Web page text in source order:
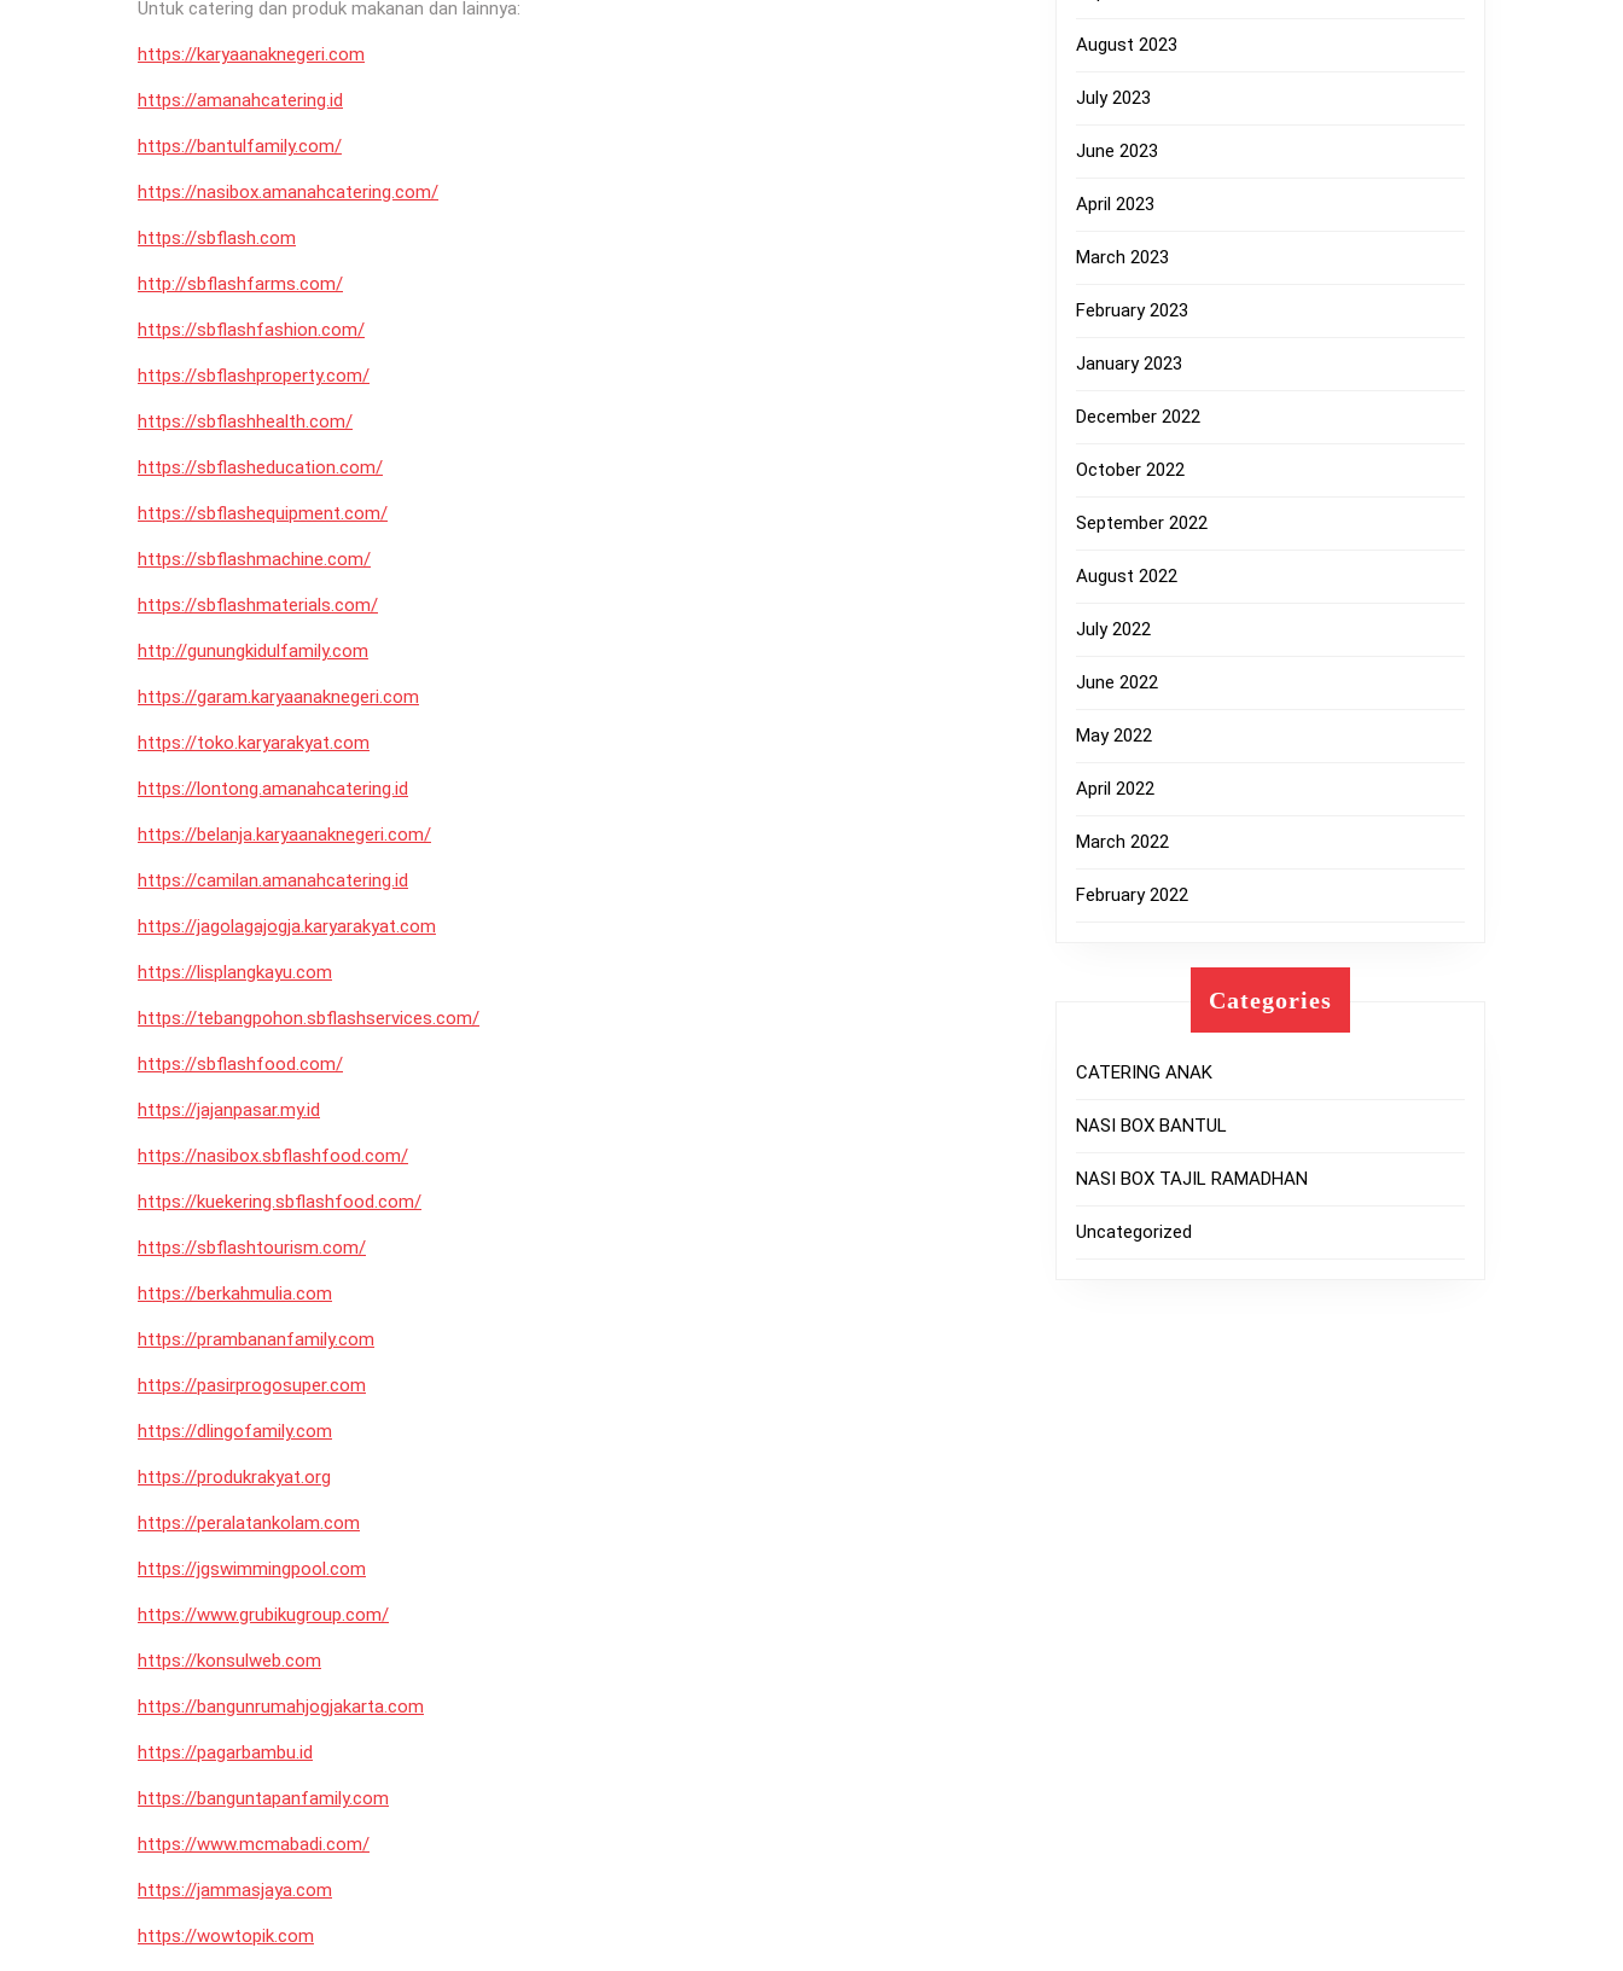
Untuk catering dan produk makanan dan lainnya:
https://karyaanaknegeri.com
https://amanahcatering.id
https://bantulfamily.com/
https://nasibox.amanahcatering.com/
https://sbflash.com
http://sbflashfarms.com/
https://sbflashfashion.com/
https://sbflashproperty.com/
https://sbflashhealth.com/
https://sbflasheducation.com/
https://sbflashequipment.com/
https://sbflashmachine.com/
https://sbflashmaterials.com/
http://gunungkidulfamily.com
https://garam.karyaanaknegeri.com
https://toko.karyarakyat.com
https://lontong.amanahcatering.id
https://belanja.karyaanaknegeri.com/
https://camilan.amanahcatering.id
https://jagolagajogja.karyarakyat.com
https://lisplangkayu.com
https://tebangpohon.sbflashservices.com/
https://sbflashfood.com/
https://jajanpasar.my.id
https://nasibox.sbflashfood.com/
https://kuekering.sbflashfood.com/
https://sbflashtourism.com/
https://berkahmulia.com
https://prambananfamily.com
https://pasirprogosuper.com
https://dlingofamily.com
https://produkrakyat.org
https://peralatankolam.com
https://jgswimmingpool.com
https://www.grubikugroup.com/
https://konsulweb.com
https://bangunrumahjogjakarta.com
https://pagarbambu.id
https://banguntapanfamily.com
https://www.mcmabadi.com/
https://jammasjaya.com
https://wowtopik.com
August 2023
July 2023
June 2023
April 2023
March 2023
February 2023
January 2023
December 2022
October 2022
September 2022
August 2022
July 2022
June 2022
May 2022
April 2022
March 2022
February 2022
Categories
CATERING ANAK
NASI BOX BANTUL
NASI BOX TAJIL RAMADHAN
Uncategorized